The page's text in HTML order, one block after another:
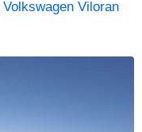
Volkswagen Viloran